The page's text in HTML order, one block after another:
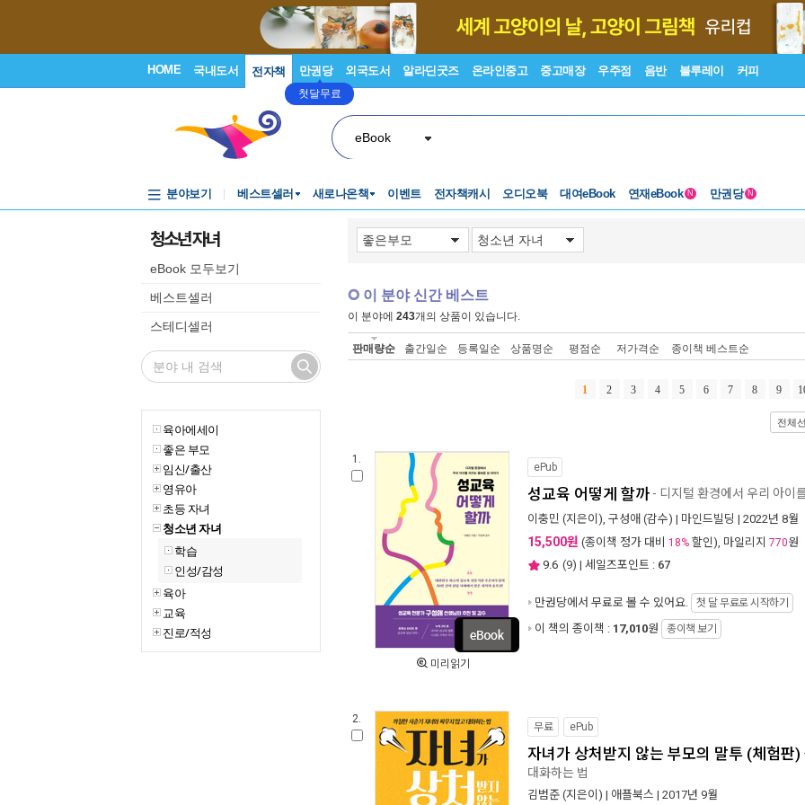
HOME 국내도서 전자책 만권당
첫달무료
외국도서 알라딘굿즈 온라인중고 중고매장 우주점 음반 블루레이 커피
eBook
분야보기 베스트셀러 새로나온책 이벤트 전자책캐시 오디오북 대여eBook 연재eBook N 만권당 N
청소년 자녀
eBook 모두보기
베스트셀러
스테디셀러
육아에세이
좋은 부모
임신/출산
영유아
초등 자녀
청소년 자녀
학습
인성/감성
육아
교육
진로/적성
이 분야 신간 베스트
이 분야에 243개의 상품이 있습니다.
판매량순 출간일순 등록일순 상품명순 평점순 저가격순 종이책 베스트순
1 2 3 4 5 6 7 8 9
전체
1.
미리읽기
ePub
성교육 어떻게 할까 - 디지털 환경에서 우리 아이
이충민 (지은이), 구성애 (감수) | 마인드빌딩 | 2022년 8월
15,500원 (종이책 정가 대비 18% 할인), 마일리지 770원
9.6 (9) | 세일즈포인트 : 67
만권당에서 무료로 볼 수 있어요. 첫 달 무료로 시작하기
이 책의 종이책 : 17,010원 종이책 보기
2.
무료 ePub
자녀가 상처받지 않는 부모의 말투 (체험판)
대화하는 법
김범준 (지은이) | 애플북스 | 2017년 9월